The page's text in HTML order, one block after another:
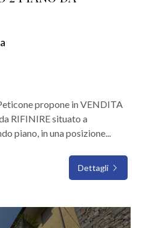
propone in VENDITA
RIFINIRE situato a
piano, in una posizione...
Dettagli